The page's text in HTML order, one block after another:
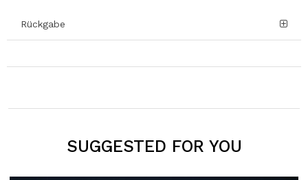
Rückgabe
SUGGESTED FOR YOU